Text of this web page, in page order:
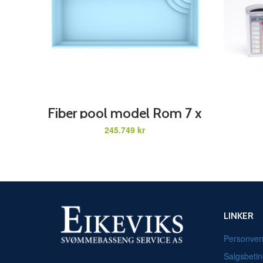
Fiber pool model Rom 7 x
3,5 x 1,5 m
kr
LINKER